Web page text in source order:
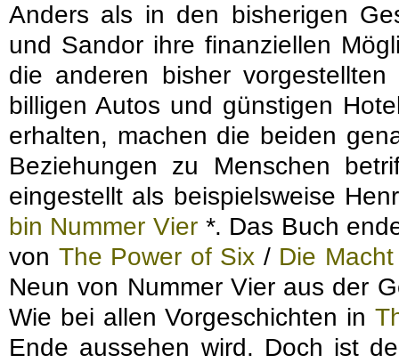
Anders als in den bisherigen
und Sandor ihre finanziellen
die anderen bisher
billigen Autos und günstigen
erhalten, machen die beiden
Beziehungen zu Menschen
eingestellt als beispielsweise
bin Nummer Vier *. Das Buch
von The Power of Six / Die
Neun von Nummer Vier aus der
Wie bei allen Vorgeschichten in
Ende aussehen wird. Doch ist